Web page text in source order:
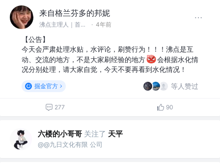
来自格兰芬多的邦妮
沸点主理人｜首席小秘书 @掘金 · 4年前
【公告】
今天会严肃处理水贴，水评论，刷赞行为！！！沸点是互
动、交流的地方，不是大家刷经验的地方
会根据水化情
况分别处理，请大家自觉，今天不要再看到水化情况！
掘金官方 等人赞过
277 90
六楼的小哥哥 关注了 天平
@@九日文化有限 公司